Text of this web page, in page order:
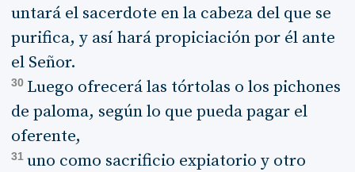
untará el sacerdote en la cabeza del que se
purifica, y así hará propiciación por él ante
el Señor.
30 Luego ofrecerá las tórtolas o los pichones
de paloma, según lo que pueda pagar el
oferente,
31 uno como sacrificio expiatorio y otro